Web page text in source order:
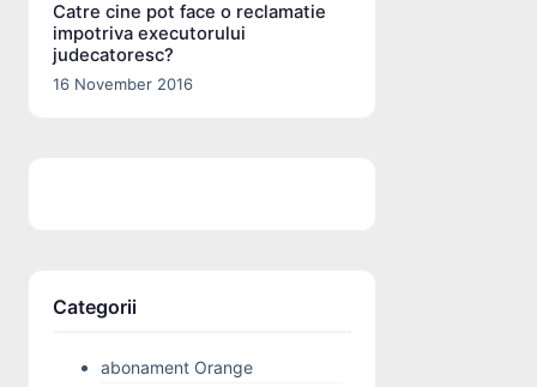
Catre cine pot face o reclamatie
impotriva executorului
judecatoresc?
16 November 2016
Categorii
abonament Orange